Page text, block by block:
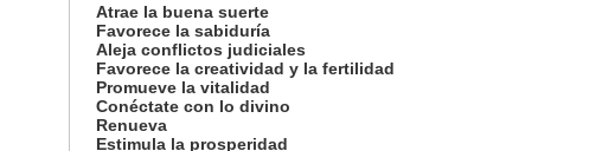
Atrae la buena suerte
Favorece la sabiduría
Aleja conflictos judiciales
Favorece la creatividad y la fertilidad
Promueve la vitalidad
Conéctate con lo divino
Renueva
Estimula la prosperidad